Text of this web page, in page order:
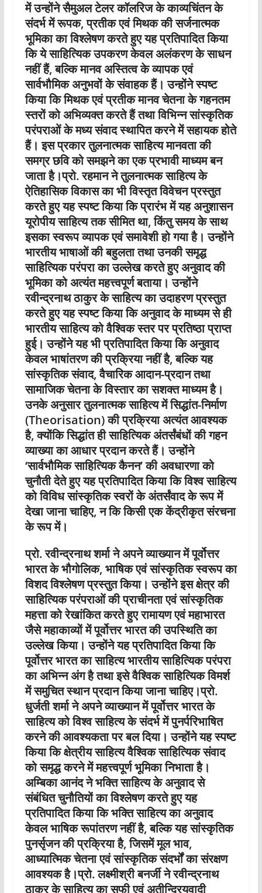
में उन्होंने सैमुअल टेलर कॉलरिज के काव्यचिंतन के
संदर्भ में रूपक, प्रतीक एवं मिथक की सर्जनात्मक
भूमिका का विश्लेषण करते हुए यह प्रतिपादित किया
कि ये साहित्यिक उपकरण केवल अलंकरण के साधन
नहीं हैं, बल्कि मानव अस्तित्व के व्यापक एवं
सार्वभौमिक अनुभवों के संवाहक हैं। उन्होंने स्पष्ट
किया कि मिथक एवं प्रतीक मानव चेतना के गहनतम
स्तरों को अभिव्यक्त करते हैं तथा विभिन्न सांस्कृतिक
परंपराओं के मध्य संवाद स्थापित करने में सहायक होते
हैं। इस प्रकार तुलनात्मक साहित्य मानवता की
समग्र छवि को समझने का एक प्रभावी माध्यम बन
जाता है।प्रो. रहमान ने तुलनात्मक साहित्य के
ऐतिहासिक विकास का भी विस्तृत विवेचन प्रस्तुत
करते हुए यह स्पष्ट किया कि प्रारंभ में यह अनुशासन
यूरोपीय साहित्य तक सीमित था, किंतु समय के साथ
इसका स्वरूप व्यापक एवं समावेशी हो गया है। उन्होंने
भारतीय भाषाओं की बहुलता तथा उनकी समृद्ध
साहित्यिक परंपरा का उल्लेख करते हुए अनुवाद की
भूमिका को अत्यंत महत्त्वपूर्ण बताया। उन्होंने
रवीन्द्रनाथ ठाकुर के साहित्य का उदाहरण प्रस्तुत
करते हुए यह स्पष्ट किया कि अनुवाद के माध्यम से ही
भारतीय साहित्य को वैश्विक स्तर पर प्रतिष्ठा प्राप्त
हुई। उन्होंने यह भी प्रतिपादित किया कि अनुवाद
केवल भाषांतरण की प्रक्रिया नहीं है, बल्कि यह
सांस्कृतिक संवाद, वैचारिक आदान-प्रदान तथा
सामाजिक चेतना के विस्तार का सशक्त माध्यम है।
उनके अनुसार तुलनात्मक साहित्य में सिद्धांत-निर्माण
(Theorisation) की प्रक्रिया अत्यंत आवश्यक
है, क्योंकि सिद्धांत ही साहित्यिक अंतर्संबंधों की गहन
व्याख्या का आधार प्रदान करते हैं। उन्होंने
‘सार्वभौमिक साहित्यिक कैनन’ की अवधारणा को
चुनौती देते हुए यह प्रतिपादित किया कि विश्व साहित्य
को विविध सांस्कृतिक स्वरों के अंतर्संवाद के रूप में
देखा जाना चाहिए, न कि किसी एक केंद्रीकृत संरचना
के रूप में।
प्रो. रवीन्द्रनाथ शर्मा ने अपने व्याख्यान में पूर्वोत्तर
भारत के भौगोलिक, भाषिक एवं सांस्कृतिक स्वरूप का
विशद विश्लेषण प्रस्तुत किया। उन्होंने इस क्षेत्र की
साहित्यिक परंपराओं की प्राचीनता एवं सांस्कृतिक
महत्ता को रेखांकित करते हुए रामायण एवं महाभारत
जैसे महाकाव्यों में पूर्वोत्तर भारत की उपस्थिति का
उल्लेख किया। उन्होंने यह प्रतिपादित किया कि
पूर्वोत्तर भारत का साहित्य भारतीय साहित्यिक परंपरा
का अभिन्न अंग है तथा इसे वैश्विक साहित्यिक विमर्श
में समुचित स्थान प्रदान किया जाना चाहिए।प्रो.
धुर्जती शर्मा ने अपने व्याख्यान में पूर्वोत्तर भारत के
साहित्य को विश्व साहित्य के संदर्भ में पुनर्परिभाषित
करने की आवश्यकता पर बल दिया। उन्होंने यह स्पष्ट
किया कि क्षेत्रीय साहित्य वैश्विक साहित्यिक संवाद
को समृद्ध करने में महत्त्वपूर्ण भूमिका निभाता है।
अम्बिका आनंद ने भक्ति साहित्य के अनुवाद से
संबंधित चुनौतियों का विश्लेषण करते हुए यह
प्रतिपादित किया कि भक्ति साहित्य का अनुवाद
केवल भाषिक रूपांतरण नहीं है, बल्कि यह सांस्कृतिक
पुनर्सृजन की प्रक्रिया है, जिसमें मूल भाव,
आध्यात्मिक चेतना एवं सांस्कृतिक संदर्भों का संरक्षण
आवश्यक है।प्रो. लक्ष्मीश्री बनर्जी ने रवीन्द्रनाथ
ठाकुर के साहित्य का सूफी एवं अतीन्द्रियवादी